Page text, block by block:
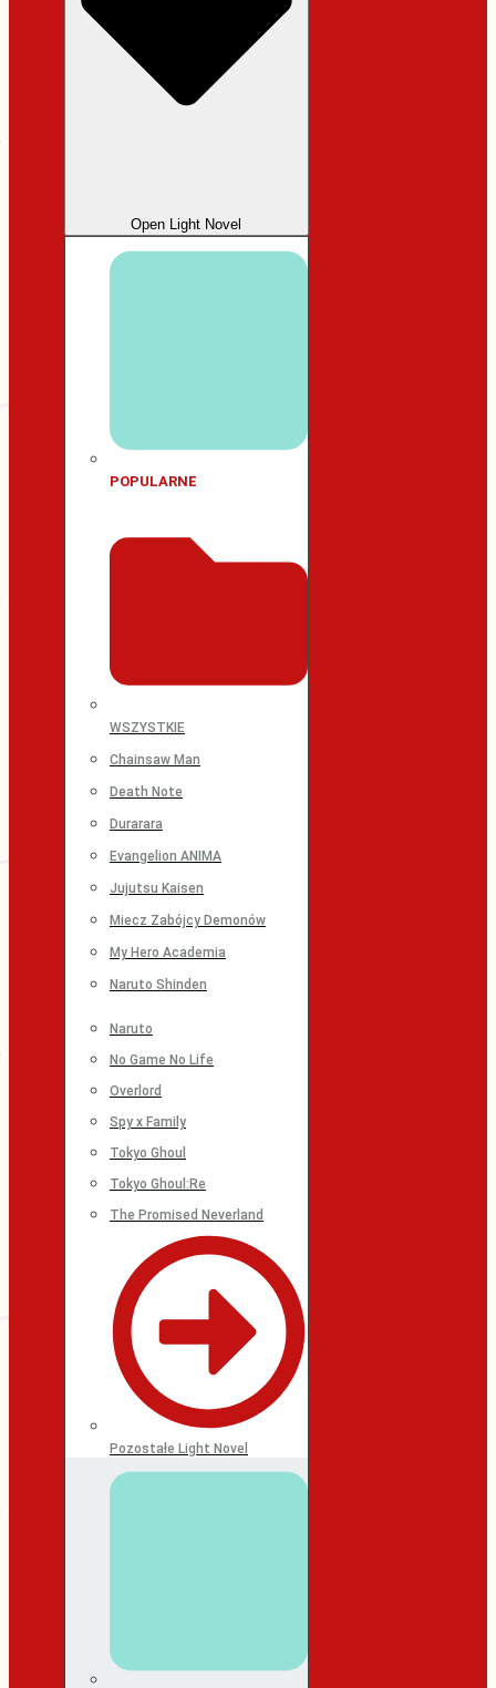
Open Light Novel
POPULARNE
WSZYSTKIE
Chainsaw Man
Death Note
Durarara
Evangelion ANIMA
Jujutsu Kaisen
Miecz Zabójcy Demonów
My Hero Academia
Naruto Shinden
Naruto
No Game No Life
Overlord
Spy x Family
Tokyo Ghoul
Tokyo Ghoul:Re
The Promised Neverland
Pozostałe Light Novel